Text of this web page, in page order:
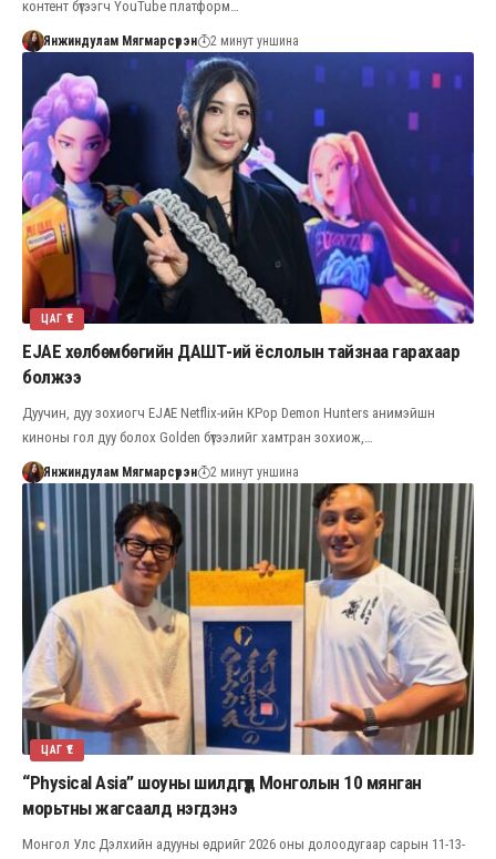
контент бүтээгч YouTube платформ…
Янжиндулам Мягмарсүрэн 2 минут уншина
ЦАГ ҮЕ
EJAE хөлбөмбөгийн ДАШТ-ий ёслолын тайзнаа гарахаар
болжээ
Дуучин, дуу зохиогч EJAE Netflix-ийн KPop Demon Hunters анимэйшн
киноны гол дуу болох Golden бүтээлийг хамтран зохиож,…
Янжиндулам Мягмарсүрэн 2 минут уншина
ЦАГ ҮЕ
“Physical Asia” шоуны шилдгүүд Монголын 10 мянган
морьтны жагсаалд нэгдэнэ
Монгол Улс Дэлхийн адууны өдрийг 2026 оны долоодугаар сарын 11-13-